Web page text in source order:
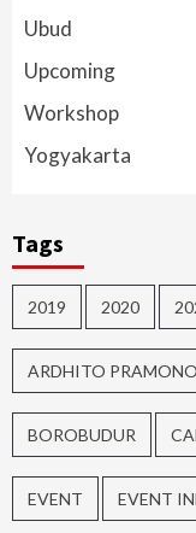
Ubud
Upcoming
Workshop
Yogyakarta
Tags
2019 2020
ARDHITO PRAMONO
BOROBUDUR
EVENT EVENT